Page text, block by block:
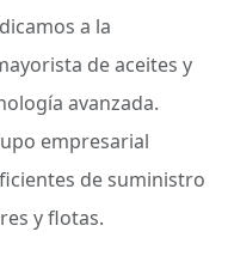
a la
de aceites y
avanzada.
empresarial
de suministro
y flotas.